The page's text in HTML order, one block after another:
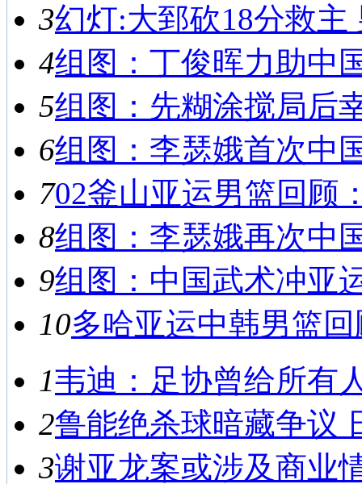
3幻灯:大郅砍18分救主
4组图：丁俊晖力助中
5组图：先糊涂搅局后
6组图：李瑟娥首次中
702釜山亚运男篮回顾
8组图：李瑟娥再次中
9组图：中国武术冲亚
10多哈亚运中韩男篮
1韦迪：足协曾给所有
2鲁能绝杀球暗藏争议
3谢亚龙案或涉及商业